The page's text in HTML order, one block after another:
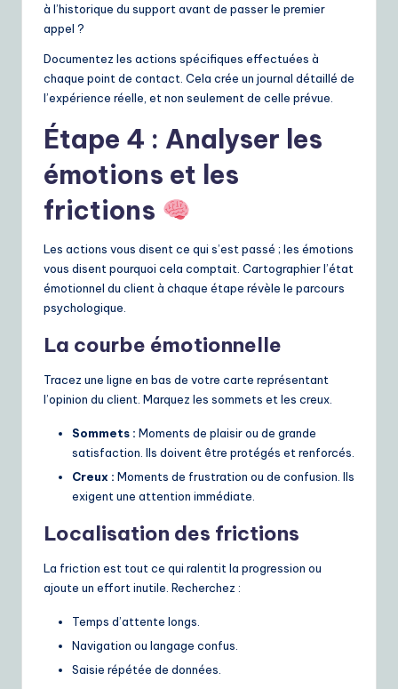
à l’historique du support avant de passer le premier
appel ?
Documentez les actions spécifiques effectuées à
chaque point de contact. Cela crée un journal détaillé de
l’expérience réelle, et non seulement de celle prévue.
Étape 4 : Analyser les
émotions et les
frictions
Les actions vous disent ce qui s’est passé ; les émotions
vous disent pourquoi cela comptait. Cartographier l’état
émotionnel du client à chaque étape révèle le parcours
psychologique.
La courbe émotionnelle
Tracez une ligne en bas de votre carte représentant
l’opinion du client. Marquez les sommets et les creux.
Sommets : Moments de plaisir ou de grande
satisfaction. Ils doivent être protégés et renforcés.
Creux : Moments de frustration ou de confusion. Ils
exigent une attention immédiate.
Localisation des frictions
La friction est tout ce qui ralentit la progression ou
ajoute un effort inutile. Recherchez :
Temps d’attente longs.
Navigation ou langage confus.
Saisie répétée de données.